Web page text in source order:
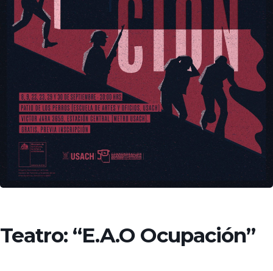
Teatro: “E.A.O Ocupación”